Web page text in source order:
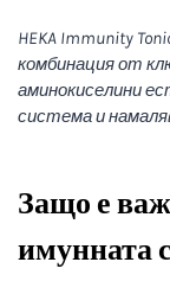
HEKA Immunity
комбинация от
аминокиселини
система и
Защо е
имунната